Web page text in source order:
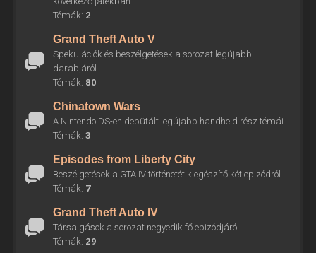
Témák: 2
Grand Theft Auto V
Spekulációk és beszélgetések a sorozat legújabb
darabjáról.
Témák: 80
Chinatown Wars
A Nintendo DS-en debütált legújabb handheld rész témái.
Témák: 3
Episodes from Liberty City
Beszélgetések a GTA IV történetét kiegészítő két epizódról.
Témák: 7
Grand Theft Auto IV
Társalgások a sorozat negyedik fő epizódjáról.
Témák: 29